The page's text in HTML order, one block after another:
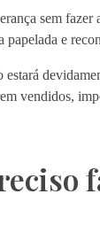
sem
e
vendidos,